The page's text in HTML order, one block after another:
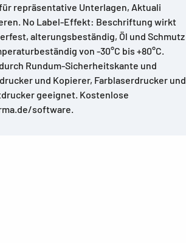
repräsentative Unterlagen, Aktuali
No Label-Effekt: Beschriftung wirkt
alterungsbeständig, Öl und Schmutz
von -30°C bis +80°C.
Rundum-Sicherheitskante und
und Kopierer, Farblaserdrucker und
geeignet. Kostenlose
software.